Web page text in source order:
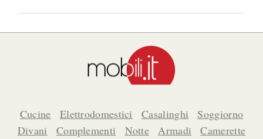
Cucine Elettrodomestici Casalinghi
Soggiorno
Divani
Complementi Notte Armadi
Camerette